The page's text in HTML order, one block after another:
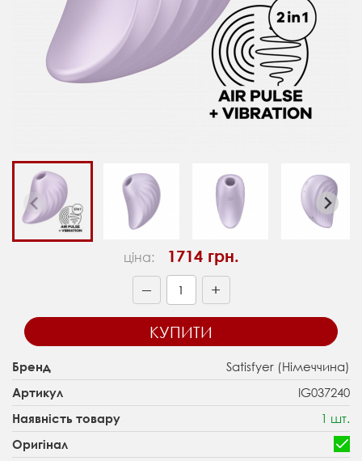
ціна: 1714 грн.
— +
КУПИТИ
Бренд Satisfyer (Німеччина)
Артикул IG037240
Наявність товару 1 шт.
Оригінал